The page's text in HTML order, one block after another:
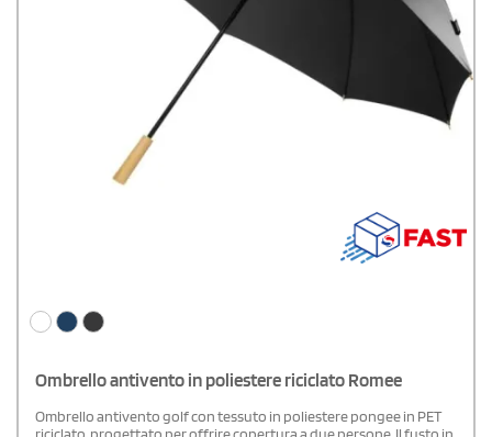
Ombrello antivento in poliestere riciclato Romee
Ombrello antivento golf con tessuto in poliestere pongee in PET